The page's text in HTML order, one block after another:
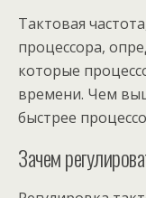
Тактовая
процессора,
которые
времени. Чем
быстрее
Зачем